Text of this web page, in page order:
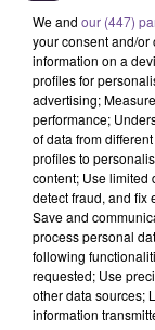
À
un
À Montmorillon,
commandes
We and our (447)
your consent and/or
information on a
profiles for
advertising;
performance;
of data from
profiles to
content; Use limited
detect fraud, and fix
Save and
process personal
following
requested; Use
other data sources;
information